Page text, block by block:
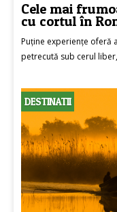
Cele mai
cu cortul în
Puține experiențe oferă
petrecută sub cerul
DESTINATII